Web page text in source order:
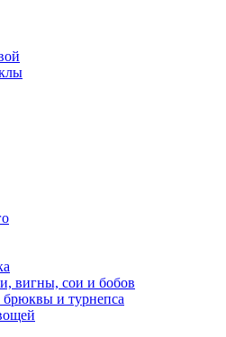
вигны, сои и бобов
и турнепса